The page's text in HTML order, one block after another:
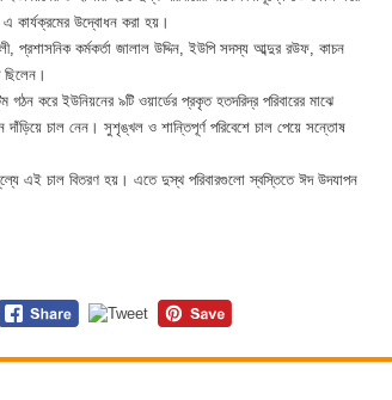
এ কার্যক্রমের উদ্বোধন করা হয়।
কর্মকর্তা জালাল উদ্দিন, ইউপি সদস্য আব্দুর রউফ, কাচন
ছিলেন।
করে ইউনিয়নের ৯টি ওয়ার্ডের প্রকৃত হতদরিদ্র পরিবারের মাঝে
দাঁড়িয়ে চাল নেন। সুশৃঙ্খল ও শান্তিপূর্ণ পরিবেশে চাল পেয়ে সন্তোষ
এই চাল বিতরণ হয়। এতে দুস্থ পরিবারগুলো স্বস্তিতে ঈদ উদযাপন